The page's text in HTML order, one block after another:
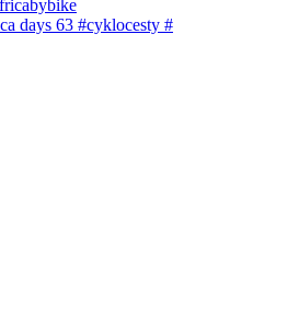
days 63 #cyklocesty #